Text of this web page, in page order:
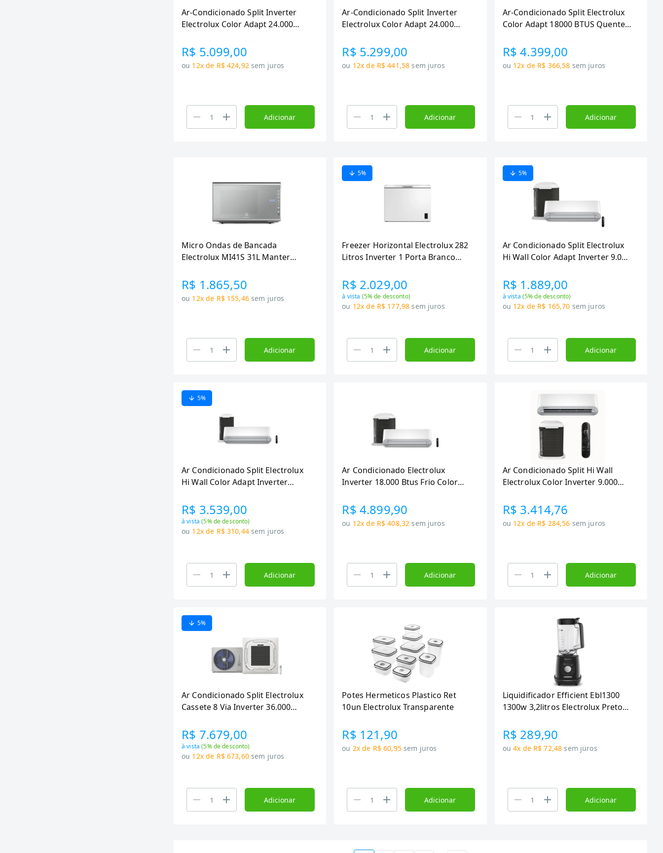
Ar-Condicionado Split Inverter
Electrolux Color Adapt 24.000
R$ 5.099,00
ou 12x de R$ 424,92 sem juros
Adicionar
Ar-Condicionado Split Inverter
Electrolux Color Adapt 24.000
R$ 5.299,00
ou 12x de R$ 441,58 sem juros
Adicionar
Ar-Condicionado Split Electrolux
Color Adapt 18000 BTUS Quente e
R$ 4.399,00
ou 12x de R$ 366,58 sem juros
Adicionar
Micro Ondas de Bancada
Electrolux MI41S 31L Manter
R$ 1.865,50
ou 12x de R$ 155,46 sem juros
Adicionar
5%
Freezer Horizontal Electrolux 282
Litros Inverter 1 Porta Branco
R$ 2.029,00
à vista (5% de desconto)
ou 12x de R$ 177,98 sem juros
Adicionar
5%
Ar Condicionado Split Electrolux
Hi Wall Color Adapt Inverter 9.000
JI09F/JE09F
R$ 1.889,00
à vista (5% de desconto)
ou 12x de R$ 165,70 sem juros
Adicionar
5%
Ar Condicionado Split Electrolux
Hi Wall Color Adapt Inverter
Branco JI24F/JE24F
R$ 3.539,00
à vista(5% de desconto)
ou 12x de R$ 310,44 sem juros
Adicionar
Ar Condicionado Electrolux
Inverter 18.000 Btus Frio Color
R$ 4.899,90
ou 12x de R$ 408,32 sem juros
Adicionar
Ar Condicionado Split Hi Wall
Electrolux Color Inverter 9.000
R$ 3.414,76
ou 12x de R$ 284,56 sem juros
Adicionar
5%
Ar Condicionado Split Electrolux
Cassete 8 Via Inverter 36.000
Branco KI36F/KE36F/KIP3648
R$ 7.679,00
à vista(5% de desconto)
ou 12x de R$ 673,60 sem juros
Adicionar
Potes Hermeticos Plastico Ret
10un Electrolux Transparente
R$ 121,90
ou 2x de R$ 60,95 sem juros
Adicionar
Liquidificador Efficient Ebl1300
1300w 3,2litros Electrolux Preto
R$ 289,90
ou 4x de R$ 72,48 sem juros
Adicionar